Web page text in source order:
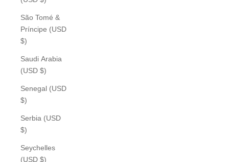
São Tomé &
Príncipe (USD
$)
Saudi Arabia
(USD $)
Senegal (USD
$)
Serbia (USD
$)
Seychelles
(USD $)